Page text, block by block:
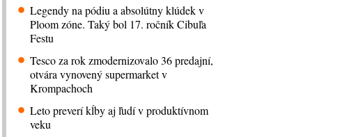
Legendy na pódiu a absolútny klúdek v
Ploom zóne. Taký bol 17. ročník Cibuľa
Festu
Tesco za rok zmodernizovalo 36 predajní,
otvára vynovený supermarket v
Krompachoch
Leto preverí kĺby aj ľudí v produktívnom
veku